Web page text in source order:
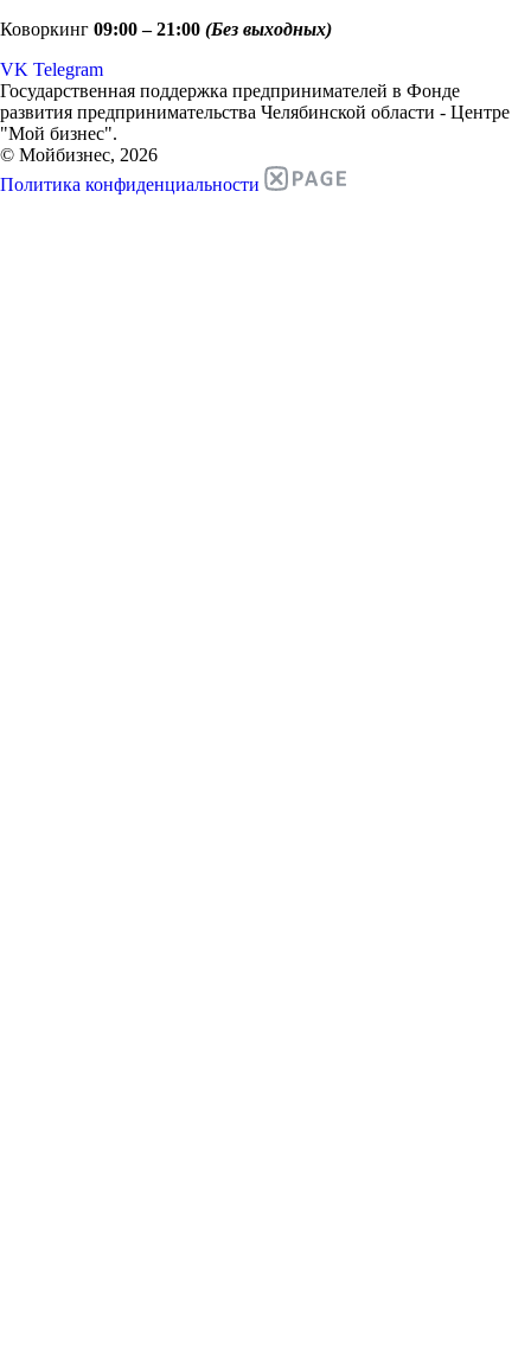
Коворкинг 09:00 – 21:00 (Без выходных)
VK Telegram
Государственная поддержка предпринимателей в Фонде
развития предпринимательства Челябинской области - Центре
"Мой бизнес".
© Мойбизнес, 2026
Политика конфиденциальности